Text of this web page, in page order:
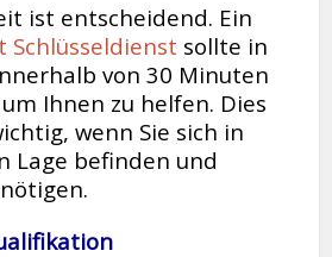
ist entscheidend. Ein
Schlüsseldienst sollte in
von 30 Minuten
Ihnen zu helfen. Dies
wenn Sie sich in
Lage befinden und